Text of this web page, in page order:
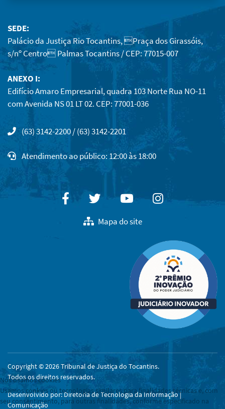
SEDE:
Palácio da Justiça Rio Tocantins, Praça dos Girassóis,
s/nº Centro Palmas Tocantins / CEP: 77015-007
ANEXO I:
Edifício Amaro Empresarial, quadra 103 Norte Rua NO-11
com Avenida NS 01 LT 02. CEP: 77001-036
(63) 3142-2200 / (63) 3142-2201
Atendimento ao público: 12:00 às 18:00
FacebookTwitterYoutubeInstagram
Mapa do site
Copyright © 2026 Tribunal de Justiça do Tocantins.
Todos os direitos reservados.
Desenvolvido por: Diretoria de Tecnologia da Informação |
Comunicação
Nós usamos cookies
Usamos cookies ou tecnologias similares para finalidades técnicas e, com
seu consentimento, para outras finalidades, conforme especificado na